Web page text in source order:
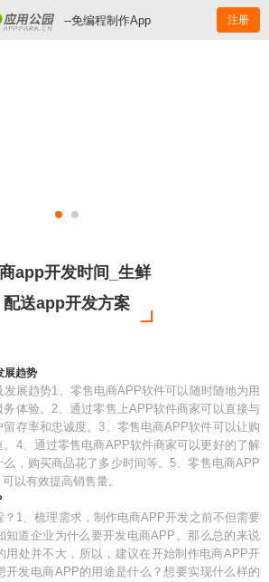
--免编程制作App 注册
app开发时间_生鲜
配送app开发方案
展趋势
展趋势1、零售电商APP软件可以随时随地为用
务体验。2、通过零售上APP软件商家可以直接与
存率和忠诚度。3、零售电商APP软件可以让购
4、通过零售电商APP软件商家可以更好的了解
，购买商品花了多少时间等。5、零售电商APP
以有效提高销售量。
1、梳理需求，制作电商APP开发之前不但需要
知道企业为什么要开发电商APP。那么总的来说
用处并不大，所以，建议在开始制作电商APP开
开发电商APP的用途是什么？想要实现什么样的